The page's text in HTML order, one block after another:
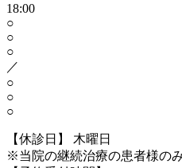
18:00
○
○
○
／
○
○
○
【休診日】 木曜日
※当院の継続治療の患者様の